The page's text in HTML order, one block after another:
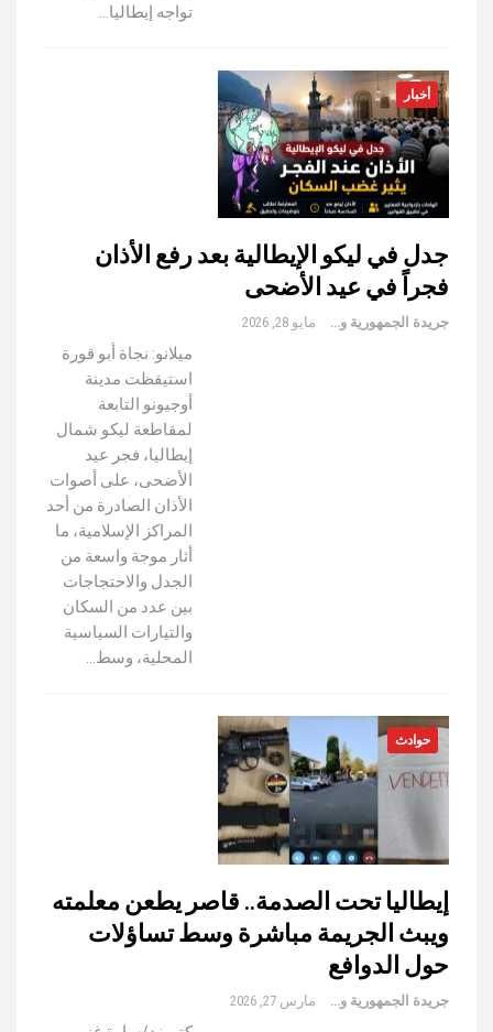
تواجه إيطاليا…
أخبار
جدل في ليكو الإيطالية بعد رفع الأذان
فجراً في عيد الأضحى
جريدة الجمهورية والعالم مايو 28, 2026
ميلانو: نجاة أبو قورة
استيقظت مدينة
أوجيونو التابعة
لمقاطعة ليكو شمال
إيطاليا، فجر عيد
الأضحى، على أصوات
الأذان الصادرة من أحد
المراكز الإسلامية، ما
أثار موجة واسعة من
الجدل والاحتجاجات
بين عدد من السكان
والتيارات السياسية
المحلية، وسط…
حوادث
إيطاليا تحت الصدمة.. قاصر يطعن معلمته
ويبث الجريمة مباشرة وسط تساؤلات
حول الدوافع
جريدة الجمهورية والعالم مارس 27, 2026